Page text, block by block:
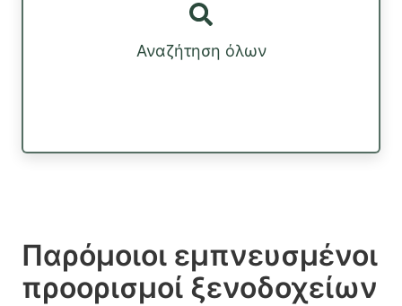
Αναζήτηση όλων
Παρόμοιοι εμπνευσμένοι
προορισμοί ξενοδοχείων